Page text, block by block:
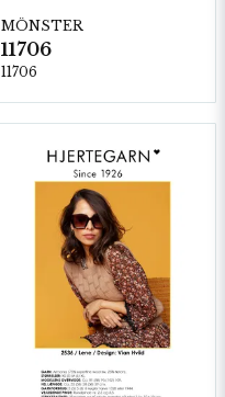
MÖNSTER
11706
11706